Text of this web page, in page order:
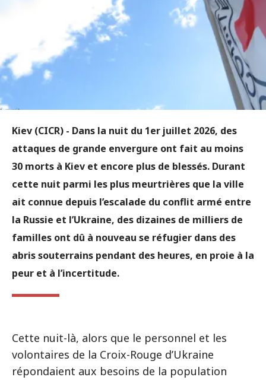
Kiev (CICR) - Dans la nuit du 1er juillet 2026, des
attaques de grande envergure ont fait au moins
30 morts à Kiev et encore plus de blessés. Durant
cette nuit parmi les plus meurtrières que la ville
ait connue depuis l’escalade du conflit armé entre
la Russie et l’Ukraine, des dizaines de milliers de
familles ont dû à nouveau se réfugier dans des
abris souterrains pendant des heures, en proie à la
peur et à l’incertitude.
Cette nuit-là, alors que le personnel et les
volontaires de la Croix-Rouge d’Ukraine
répondaient aux besoins de la population